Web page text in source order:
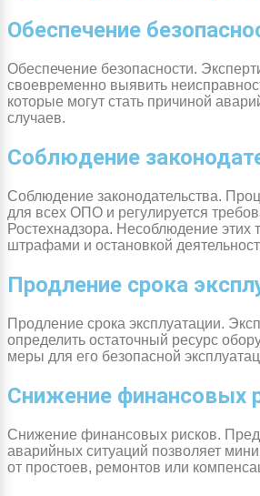
Обеспечение
Обеспечение безопасности.
своевременно выявить
которые могут стать причиной
случаев.
Соблюдение
Соблюдение законодательства.
для всех ОПО и регулируется
Ростехнадзора. Несоблюдение этих
штрафами и остановкой
Продление срока
Продление срока эксплуатации.
определить остаточный ресурс
меры для его безопасной
Снижение финансовых
Снижение финансовых рисков.
аварийных ситуаций позволяет
от простоев, ремонтов или